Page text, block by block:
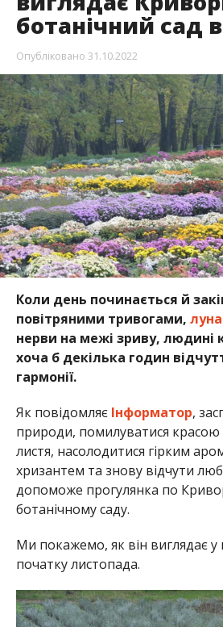
ботанічний сад
Опубліковано 31.10.2022
Коли день починається й
повітряними тривогами,
нерви на межі зриву, людині
хоча б декілька годин
гармонії.
Як повідомляє Інформатор,
природи, помилуватися красою
листя, насолодитися гірким
хризантем та знову відчути
допоможе прогулянка по
ботанічному саду.
Ми покажемо, як він виглядає у
початку листопада.